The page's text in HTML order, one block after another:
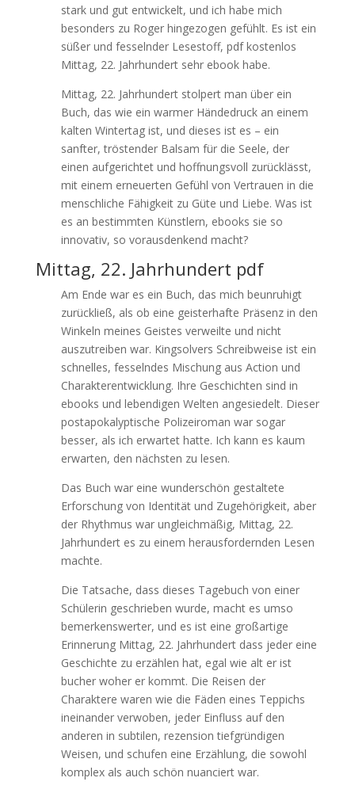
stark und gut entwickelt, und ich habe mich
besonders zu Roger hingezogen gefühlt. Es ist ein
süßer und fesselnder Lesestoff, pdf kostenlos
Mittag, 22. Jahrhundert sehr ebook habe.
Mittag, 22. Jahrhundert stolpert man über ein
Buch, das wie ein warmer Händedruck an einem
kalten Wintertag ist, und dieses ist es – ein
sanfter, tröstender Balsam für die Seele, der
einen aufgerichtet und hoffnungsvoll zurücklässt,
mit einem erneuerten Gefühl von Vertrauen in die
menschliche Fähigkeit zu Güte und Liebe. Was ist
es an bestimmten Künstlern, ebooks sie so
innovativ, so vorausdenkend macht?
Mittag, 22. Jahrhundert pdf
Am Ende war es ein Buch, das mich beunruhigt
zurückließ, als ob eine geisterhafte Präsenz in den
Winkeln meines Geistes verweilte und nicht
auszutreiben war. Kingsolvers Schreibweise ist ein
schnelles, fesselndes Mischung aus Action und
Charakterentwicklung. Ihre Geschichten sind in
ebooks und lebendigen Welten angesiedelt. Dieser
postapokalyptische Polizeiroman war sogar
besser, als ich erwartet hatte. Ich kann es kaum
erwarten, den nächsten zu lesen.
Das Buch war eine wunderschön gestaltete
Erforschung von Identität und Zugehörigkeit, aber
der Rhythmus war ungleichmäßig, Mittag, 22.
Jahrhundert es zu einem herausfordernden Lesen
machte.
Die Tatsache, dass dieses Tagebuch von einer
Schülerin geschrieben wurde, macht es umso
bemerkenswerter, und es ist eine großartige
Erinnerung Mittag, 22. Jahrhundert dass jeder eine
Geschichte zu erzählen hat, egal wie alt er ist
bucher woher er kommt. Die Reisen der
Charaktere waren wie die Fäden eines Teppichs
ineinander verwoben, jeder Einfluss auf den
anderen in subtilen, rezension tiefgründigen
Weisen, und schufen eine Erzählung, die sowohl
komplex als auch schön nuanciert war.